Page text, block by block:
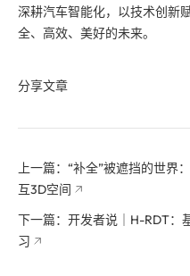
深耕汽车智能化，以技术创新
全、高效、美好的未来。
分享文章
上一篇：“补全”被遮挡的世界
互3D空间
下一篇：开发者说｜H-RDT：
习